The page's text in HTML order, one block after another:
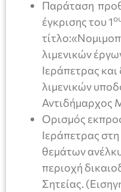
Παράταση
έγκρισης του 1
λιμενικών
Ιεράπετρας
λιμενικών
Αντιδήμαρχος
Ορισμός
Ιεράπετρας
θεμάτων
περιοχή
Σητείας.